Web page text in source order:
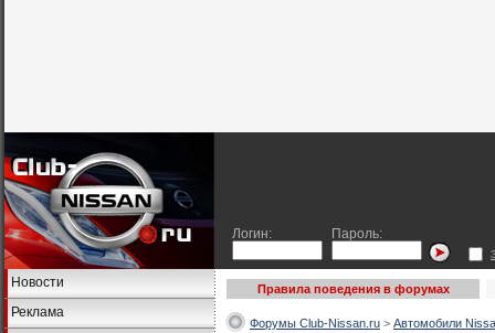
Логин: Пароль:
Новости
Реклама
Правила поведения в форумах
Форумы Club-Nissan.ru > Автомобили